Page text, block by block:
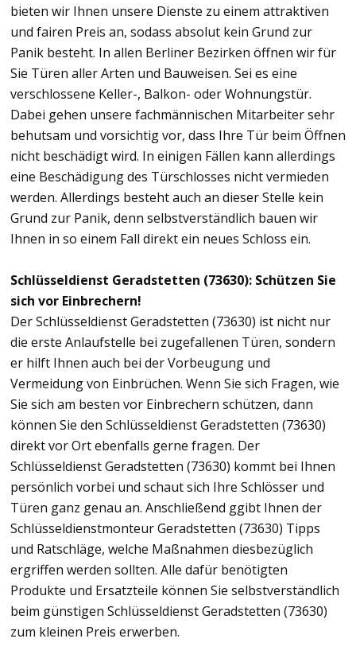
bieten wir Ihnen unsere Dienste zu einem attraktiven
und fairen Preis an, sodass absolut kein Grund zur
Panik besteht. In allen Berliner Bezirken öffnen wir für
Sie Türen aller Arten und Bauweisen. Sei es eine
verschlossene Keller-, Balkon- oder Wohnungstür.
Dabei gehen unsere fachmännischen Mitarbeiter sehr
behutsam und vorsichtig vor, dass Ihre Tür beim Öffnen
nicht beschädigt wird. In einigen Fällen kann allerdings
eine Beschädigung des Türschlosses nicht vermieden
werden. Allerdings besteht auch an dieser Stelle kein
Grund zur Panik, denn selbstverständlich bauen wir
Ihnen in so einem Fall direkt ein neues Schloss ein.
Schlüsseldienst Geradstetten (73630): Schützen Sie
sich vor Einbrechern!
Der Schlüsseldienst Geradstetten (73630) ist nicht nur
die erste Anlaufstelle bei zugefallenen Türen, sondern
er hilft Ihnen auch bei der Vorbeugung und
Vermeidung von Einbrüchen. Wenn Sie sich Fragen, wie
Sie sich am besten vor Einbrechern schützen, dann
können Sie den Schlüsseldienst Geradstetten (73630)
direkt vor Ort ebenfalls gerne fragen. Der
Schlüsseldienst Geradstetten (73630) kommt bei Ihnen
persönlich vorbei und schaut sich Ihre Schlösser und
Türen ganz genau an. Anschließend ggibt Ihnen der
Schlüsseldienstmonteur Geradstetten (73630) Tipps
und Ratschläge, welche Maßnahmen diesbezüglich
ergriffen werden sollten. Alle dafür benötigten
Produkte und Ersatzteile können Sie selbstverständlich
beim günstigen Schlüsseldienst Geradstetten (73630)
zum kleinen Preis erwerben.